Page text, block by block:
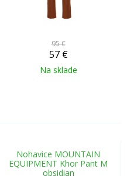
95 €
57 €
Na sklade
Nohavice MOUNTAIN
EQUIPMENT Khor Pant M
obsidian